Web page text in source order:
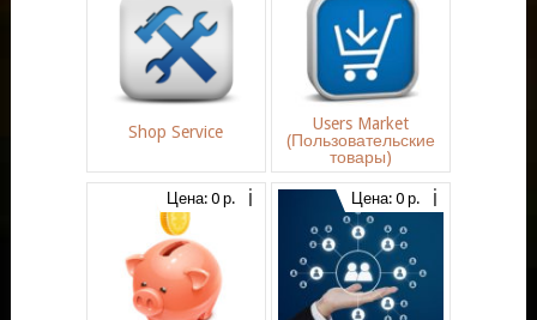
Shop Service
Users Market
(Пользовательские
товары)
Цена: 0 р. Цена: 0 р.